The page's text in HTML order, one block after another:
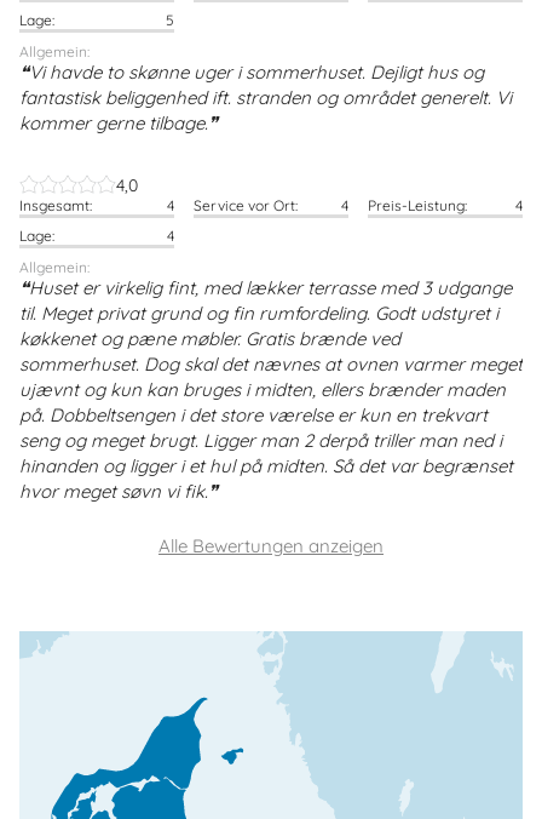
Lage:
5
Allgemein:
Vi havde to skønne uger i sommerhuset. Dejligt hus og
fantastisk beliggenhed ift. stranden og området generelt. Vi
kommer gerne tilbage.
4,0
Insgesamt: 4 Service vor Ort: 4 Preis-Leistung:
4
Lage:
4
Allgemein:
Huset er virkelig fint, med lækker terrasse med 3 udgange
til. Meget privat grund og fin rumfordeling. Godt udstyret i
køkkenet og pæne møbler. Gratis brænde ved
sommerhuset. Dog skal det nævnes at ovnen varmer meget
ujævnt og kun kan bruges i midten, ellers brænder maden
på. Dobbeltsengen i det store værelse er kun en trekvart
seng og meget brugt. Ligger man 2 derpå triller man ned i
hinanden og ligger i et hul på midten. Så det var begrænset
hvor meget søvn vi fik.
Alle Bewertungen anzeigen